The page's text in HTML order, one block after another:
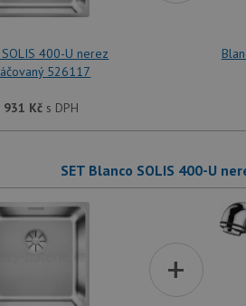
400-U nerez
526117
931 Kčs DPH
SET Blanco SOLIS 400-U
+